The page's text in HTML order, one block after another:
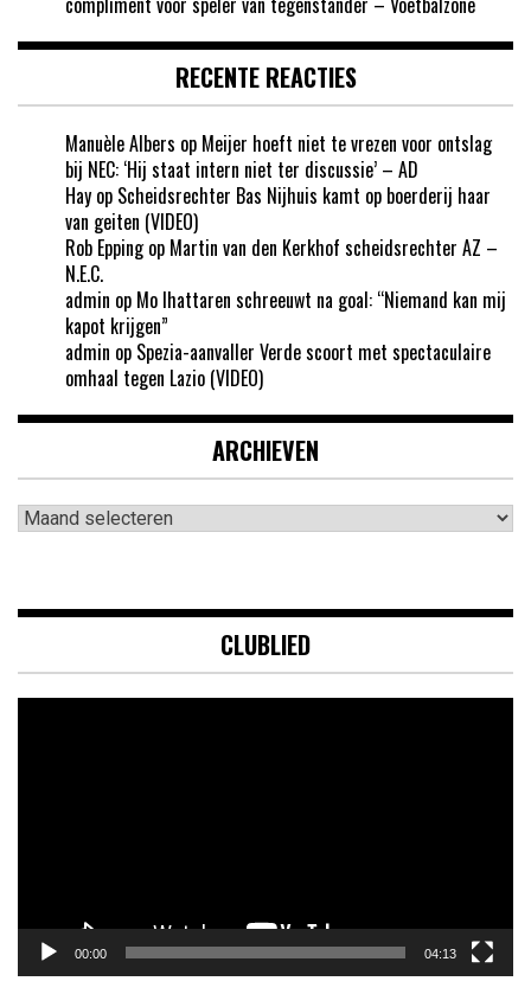
RECENTE REACTIES
Manuèle Albers op Meijer hoeft niet te vrezen voor ontslag
bij NEC: ‘Hij staat intern niet ter discussie’ – AD
Hay op Scheidsrechter Bas Nijhuis kamt op boerderij haar
van geiten (VIDEO)
Rob Eppingop Martin van den Kerkhof scheidsrechter AZ –
N.E.C.
admin op Mo Ihattaren schreeuwt na goal: “Niemand kan mij
kapot krijgen”
admin op Spezia-aanvaller Verde scoort met spectaculaire
omhaal tegen Lazio (VIDEO)
ARCHIEVEN
Archieven
CLUBLIED
00:00 04:13